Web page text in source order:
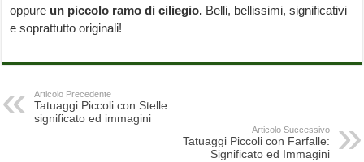
oppure un piccolo ramo di ciliegio. Belli, bellissimi, significativi
e soprattutto originali!
Articolo Precedente
Tatuaggi Piccoli con Stelle:
significato ed immagini
Articolo Successivo
Tatuaggi Piccoli con Farfalle:
Significato ed Immagini